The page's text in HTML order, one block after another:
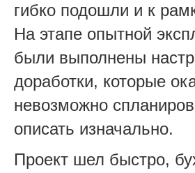
гибко подошли и к
На этапе опытной
были выполнены
доработки, которые
невозможно
описать изначально.
Проект шел быстро,